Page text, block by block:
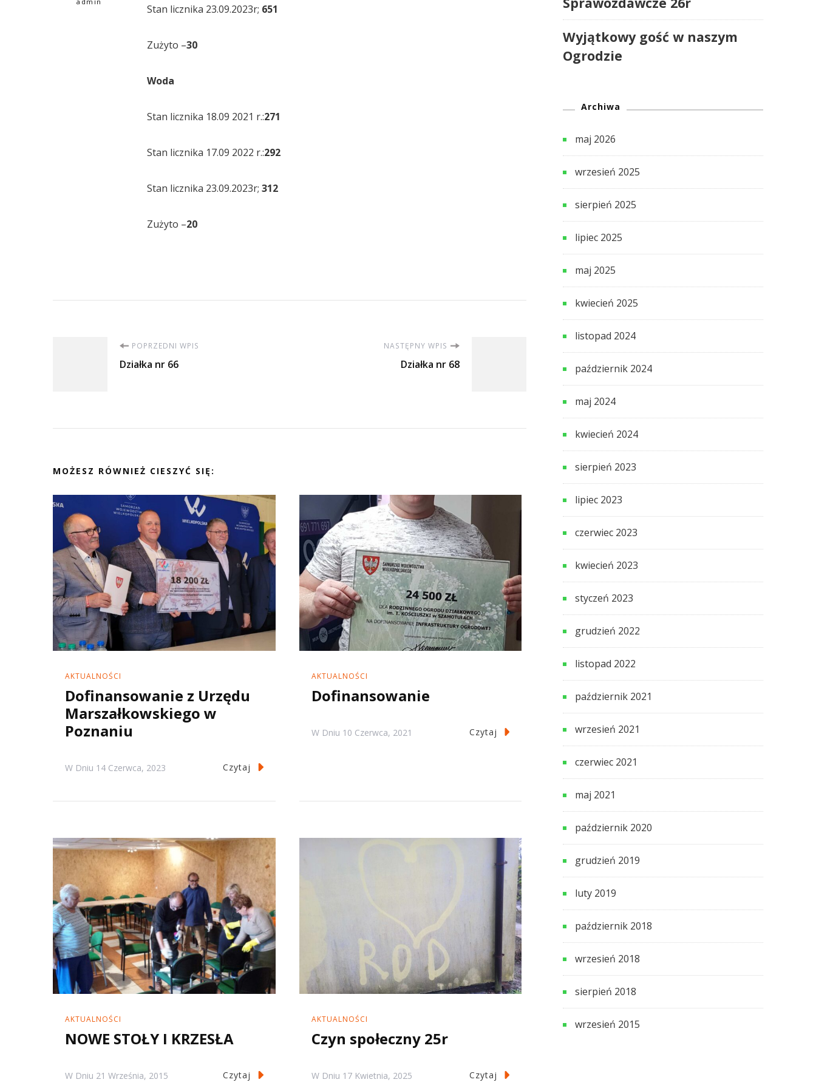
Stan licznika 23.09.2023r; 651
Zużyto –30
Woda
Stan licznika 18.09 2021 r.:271
Stan licznika 17.09 2022 r.:292
Stan licznika 23.09.2023r; 312
Zużyto –20
Nawigacja
POPRZEDNI WPIS
Działka nr 66
NASTĘPNY WPIS
Działka nr 68
MOŻESZ RÓWNIEŻ CIESZYĆ SIĘ:
AKTUALNOŚCI
Dofinansowanie z Urzędu
Marszałkowskiego w
Poznaniu
W Dniu 14 Czerwca, 2023 Czytaj
AKTUALNOŚCI
Dofinansowanie
W Dniu 10 Czerwca, 2021 Czytaj
AKTUALNOŚCI
NOWE STOŁY I KRZESŁA
W Dniu 21 Września, 2015 Czytaj
AKTUALNOŚCI
Czyn społeczny 25r
W Dniu 17 Kwietnia, 2025 Czytaj
Wyjątkowy gość w naszym
Ogrodzie
Archiwa
maj 2026
wrzesień 2025
sierpień 2025
lipiec 2025
maj 2025
kwiecień 2025
listopad 2024
październik 2024
maj 2024
kwiecień 2024
sierpień 2023
lipiec 2023
czerwiec 2023
kwiecień 2023
styczeń 2023
grudzień 2022
listopad 2022
październik 2021
wrzesień 2021
czerwiec 2021
maj 2021
październik 2020
grudzień 2019
luty 2019
październik 2018
wrzesień 2018
sierpień 2018
wrzesień 2015